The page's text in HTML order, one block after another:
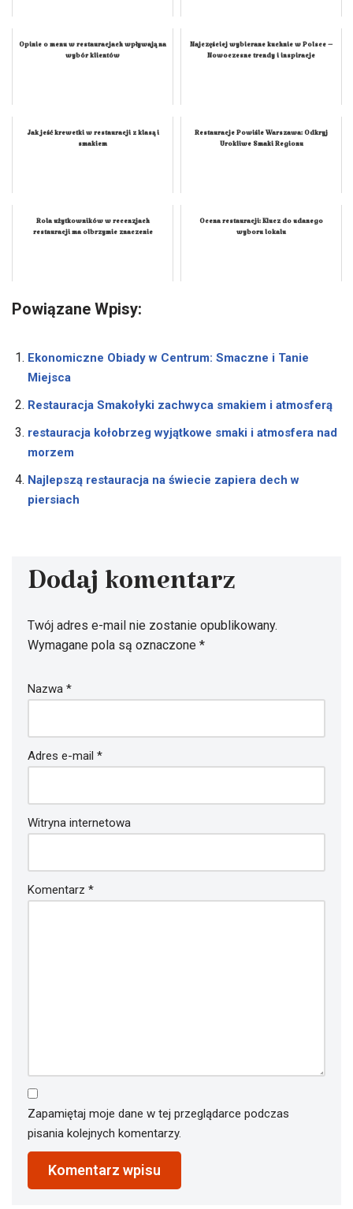
Opinie o menu w restauracjach wpływają na
wybór klientów
Najczęściej wybierane kuchnie w Polsce –
Nowoczesne trendy i inspiracje
Jak jeść krewetki w restauracji z klasą i
smakiem
Restauracje Powiśle Warszawa: Odkryj
Urokliwe Smaki Regionu
Rola użytkowników w recenzjach
restauracji ma olbrzymie znaczenie
Ocena restauracji: Klucz do udanego
wyboru lokalu
Powiązane Wpisy:
Ekonomiczne Obiady w Centrum: Smaczne i Tanie
Miejsca
Restauracja Smakołyki zachwyca smakiem i atmosferą
restauracja kołobrzeg wyjątkowe smaki i atmosfera nad
morzem
Najlepszą restauracja na świecie zapiera dech w
piersiach
Dodaj komentarz
Twój adres e-mail nie zostanie opublikowany.
Wymagane pola są oznaczone *
Nazwa *
Adres e-mail *
Witryna internetowa
Komentarz *
Zapamiętaj moje dane w tej przeglądarce podczas
pisania kolejnych komentarzy.